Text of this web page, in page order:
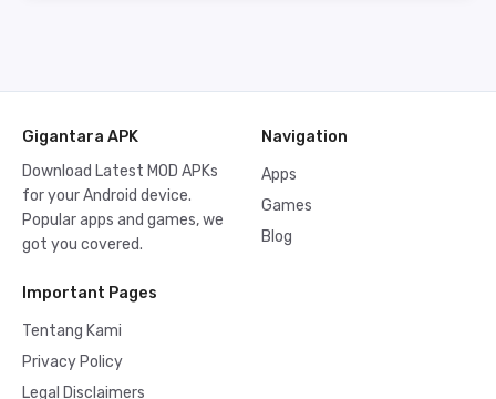
Gigantara APK
Download Latest MOD APKs
for your Android device.
Popular apps and games, we
got you covered.
Navigation
Apps
Games
Blog
Important Pages
Tentang Kami
Privacy Policy
Legal Disclaimers